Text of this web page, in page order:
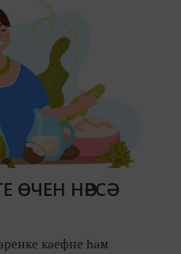
ӨЧЕН НӘРСӘ
кәефне һәм